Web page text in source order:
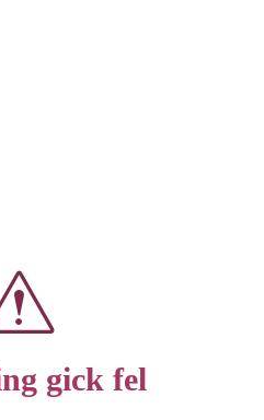
gick fel